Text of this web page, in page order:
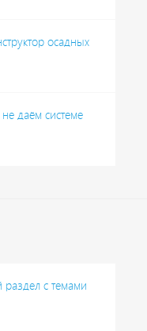
осадных
даём системе
с темами